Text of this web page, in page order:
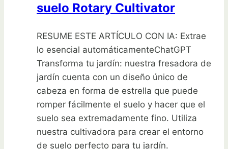
suelo Rotary Cultivator
RESUME ESTE ARTÍCULO CON IA: Extrae
lo esencial automáticamenteChatGPT
Transforma tu jardín: nuestra fresadora de
jardín cuenta con un diseño único de
cabeza en forma de estrella que puede
romper fácilmente el suelo y hacer que el
suelo sea extremadamente fino. Utiliza
nuestra cultivadora para crear el entorno
de suelo perfecto para tu jardín.